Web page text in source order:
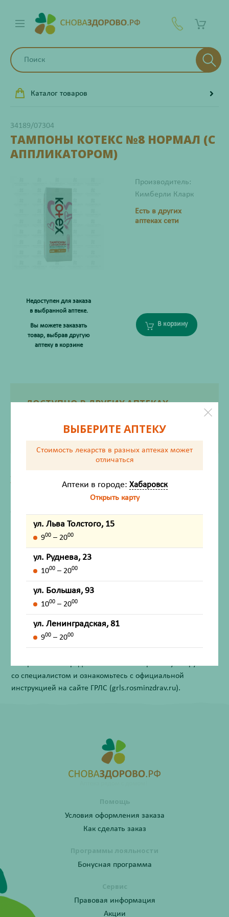
Каталог товаров
34189/07304
ТАМПОНЫ КОТЕКС №8 НОРМАЛ (С
АППЛИКАТОРОМ)
Производитель:
Кимберли Кларк
Есть в других
аптеках сети
Недоступен для заказа
в выбранной аптеке.
Вы можете заказать
товар, выбрав другую
аптеку в корзине
В корзину
ДОСТУПНО В ДРУГИХ АПТЕКАХ
ул. Ленинградская, 81
ХАРАКТЕРИСТИКИ
Кимберли Кларк
Жизненно важный
Инструкция по применению
Описание
Внешний вид товара, упаковки, может отличаться от
изображения на фотографии.
со специалистом и ознакомьтесь с официальной
инструкцией на сайте ГРЛС (grls.rosminzdrav.ru).
Помощь
Условия оформления заказа
Как сделать заказ
Программы лояльности
Бонусная программа
Сервис
Правовая информация
Акции
ВЫБЕРИТЕ АПТЕКУ
Стоимость лекарств в разных аптеках может
отличаться
Аптеки в городе: Хабаровск
Открыть карту
ул. Льва Толстого, 15
900 – 2000
ул. Руднева, 23
1000 – 2000
ул. Большая, 93
1000 – 2000
ул. Ленинградская, 81
900 – 2000